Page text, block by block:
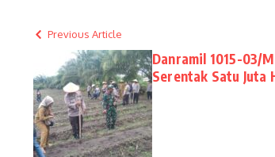
Previous Article
Danramil 1015-03/
Serentak Satu Juta